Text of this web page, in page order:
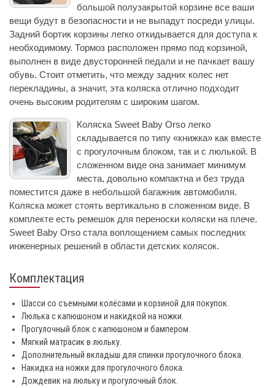
большой полузакрытой корзине все ваши
вещи будут в безопасности и не выпадут посреди улицы.
Задний бортик корзины легко откидывается для доступа к
необходимому. Тормоз расположен прямо под корзиной,
выполнен в виде двусторонней педали и не пачкает вашу
обувь. Стоит отметить, что между задних колес нет
перекладины, а значит, эта коляска отлично подходит
очень высоким родителям с широким шагом.
Коляска Sweet Baby Orso легко
складывается по типу «книжка» как вместе
с прогулочным блоком, так и с люлькой. В
сложенном виде она занимает минимум
места, довольно компактна и без труда
поместится даже в небольшой багажник автомобиля.
Коляска может стоять вертикально в сложенном виде. В
комплекте есть ремешок для переноски коляски на плече.
Sweet Baby Orso стала воплощением самых последних
инженерных решений в области детских колясок.
Комплектация
Шасси со съемными колёсами и корзиной для покупок.
Люлька с капюшоном и накидкой на ножки.
Прогулочный блок с капюшоном и бампером.
Мягкий матрасик в люльку.
Дополнительный вкладыш для спинки прогулочного блока.
Накидка на ножки для прогулочного блока.
Дождевик на люльку и прогулочный блок.